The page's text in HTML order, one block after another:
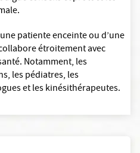
patiente enceinte ou d’une
étroitement avec
Notamment, les
les pédiatres, les
et les kinésithérapeutes.